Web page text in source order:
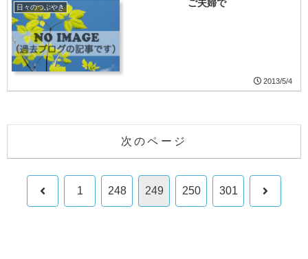
日々のつぶやき ご夫婦で
2013/5/4
次のページ
前 1 248 249 250 301 次